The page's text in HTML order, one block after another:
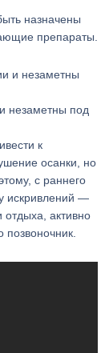
назначены
препараты.
незаметны под
к
осанки, но
с раннего
искривлений —
активно